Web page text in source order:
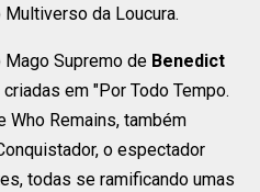
da Loucura.
Mago Supremo de Benedict
em "Por Todo Tempo.
Who Remains, também
o espectador
todas se ramificando umas